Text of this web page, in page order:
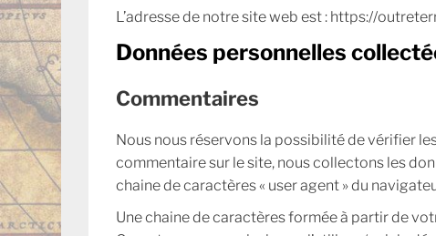
L’adresse de notre site web est : https://
Données personnelles
Commentaires
Nous nous réservons la possibilité de vérifier
commentaire sur le site, nous collectons les
chaine de caractères « user agent » du
Une chaine de caractères formée à partir de